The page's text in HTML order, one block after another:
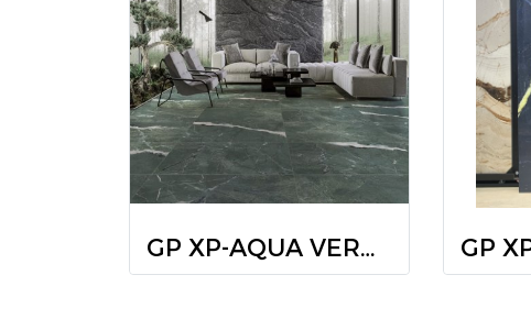
GP XP-AQUA VERDE (HYG/POL) R/T 60X120 PM